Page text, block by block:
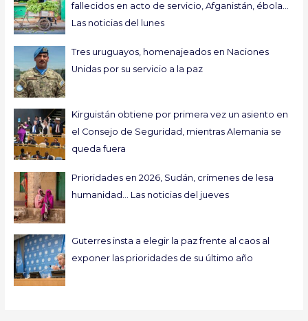
fallecidos en acto de servicio, Afganistán, ébola…
Las noticias del lunes
Tres uruguayos, homenajeados en Naciones
Unidas por su servicio a la paz
Kirguistán obtiene por primera vez un asiento en
el Consejo de Seguridad, mientras Alemania se
queda fuera
Prioridades en 2026, Sudán, crímenes de lesa
humanidad… Las noticias del jueves
Guterres insta a elegir la paz frente al caos al
exponer las prioridades de su último año